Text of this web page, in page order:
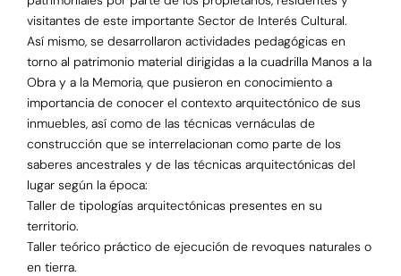
visitantes de este importante Sector de Interés Cultural.
Así mismo, se desarrollaron actividades pedagógicas en
torno al patrimonio material dirigidas a la cuadrilla Manos a la
Obra y a la Memoria, que pusieron en conocimiento a
importancia de conocer el contexto arquitectónico de sus
inmuebles, así como de las técnicas vernáculas de
construcción que se interrelacionan como parte de los
saberes ancestrales y de las técnicas arquitectónicas del
lugar según la época:
Taller de tipologías arquitectónicas presentes en su
territorio.
Taller teórico práctico de ejecución de revoques naturales o
en tierra.